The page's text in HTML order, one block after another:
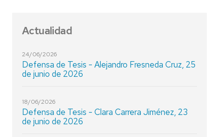
Actualidad
24/06/2026
Defensa de Tesis - Alejandro Fresneda Cruz, 25
de junio de 2026
18/06/2026
Defensa de Tesis - Clara Carrera Jiménez, 23
de junio de 2026